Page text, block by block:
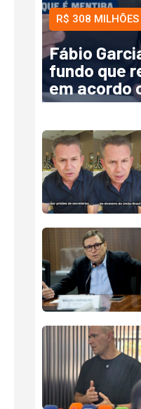
R$ 308 MILHÕES
Fábio
fundo que
em acordo